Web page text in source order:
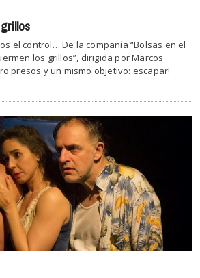
el control… De la compañía “Bolsas en el
los grillos”, dirigida por Marcos
presos y un mismo objetivo: escapar!